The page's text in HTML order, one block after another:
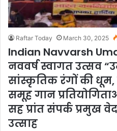
Raftar Today March 30, 2025
Indian Navvarsh
नववर्ष स्वागत उत्सव
सांस्कृतिक रंगों की
समूह गान
सह प्रांत संपर्क प्रमुख
उत्साह